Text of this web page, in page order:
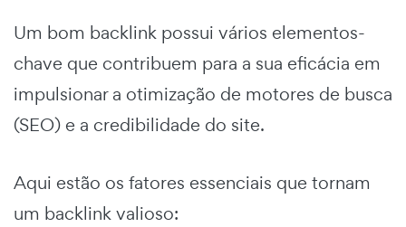
Um bom backlink possui vários elementos-
chave que contribuem para a sua eficácia em
impulsionar a otimização de motores de busca
(SEO) e a credibilidade do site.
Aqui estão os fatores essenciais que tornam
um backlink valioso: